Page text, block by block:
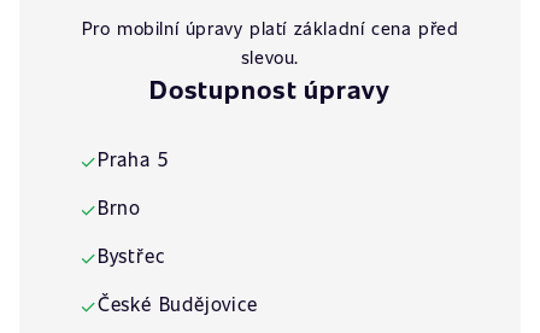
Pro mobilní úpravy platí základní cena před
slevou.
Dostupnost úpravy
✓Praha 5
✓Brno
✓Bystřec
✓České Budějovice